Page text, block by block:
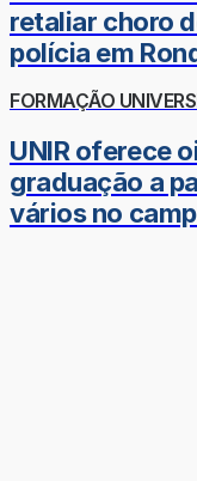
retaliar choro
polícia em
FORMAÇÃO
UNIR oferece
graduação a
vários no